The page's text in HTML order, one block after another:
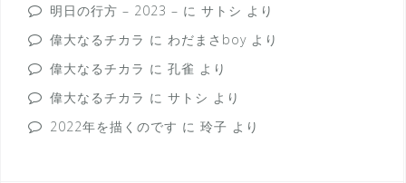
明日の行方 – 2023 – に サトシ より
偉大なるチカラ に わだまさboy より
偉大なるチカラ に 孔雀 より
偉大なるチカラ に サトシ より
2022年を描くのです に 玲子 より